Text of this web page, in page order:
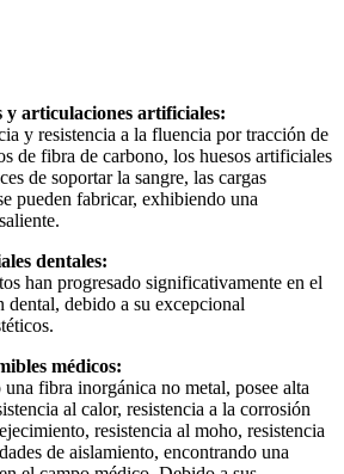
y articulaciones artificiales:
y resistencia a la fluencia por tracción de
de fibra de carbono, los huesos artificiales
de soportar la sangre, las cargas
pueden fabricar, exhibiendo una
dentales:
han progresado significativamente en el
dental, debido a su excepcional
médicos:
fibra inorgánica no metal, posee alta
al calor, resistencia a la corrosión
resistencia al moho, resistencia
de aislamiento, encontrando una